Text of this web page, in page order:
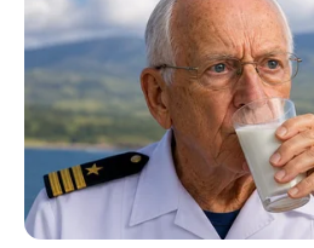
megölelte. ”Az, hogy
Aznap este leültette őket az
először ettek friss, meleg
Eszter remegő kézzel fogta a
„Nem tudom, hol kezdjem…”
„Itt. Ma. Nem kell máshol